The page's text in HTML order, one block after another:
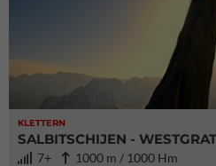
KLETTERN
SALBITSCHIJEN - WESTGRAT
7+
1000 m / 1000 Hm